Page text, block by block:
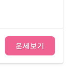
운세보기